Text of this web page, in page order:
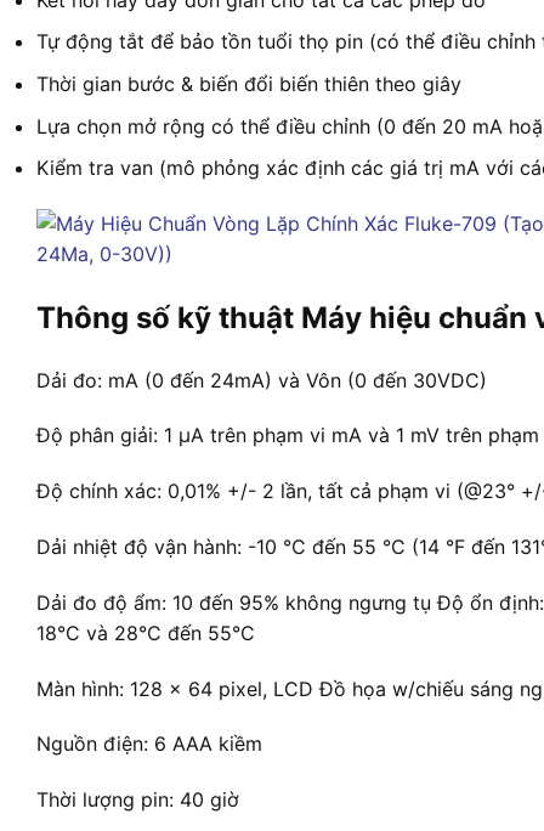
Tự động tắt để bảo tồn tuổi thọ pin (có thể điều
Thời gian bước & biến đổi biến thiên theo giây
Lựa chọn mở rộng có thể điều chỉnh (0 đến 20 mA
Kiểm tra van (mô phỏng xác định các giá trị mA với
Thông số kỹ thuật Máy hiệu chuẩn
Dải đo: mA (0 đến 24mA) và Vôn (0 đến 30VDC)
Độ phân giải: 1 µA trên phạm vi mA và 1 mV trên
Độ chính xác: 0,01% +/- 2 lần, tất cả phạm vi (@23°
Dải nhiệt độ vận hành: -10 °C đến 55 °C (14 °F đến
Dải đo độ ẩm: 10 đến 95% không ngưng tụ Độ ổn
18°C và 28°C đến 55°C
Màn hình: 128 x 64 pixel, LCD Đồ họa w/chiếu sáng
Nguồn điện: 6 AAA kiềm
Thời lượng pin: 40 giờ